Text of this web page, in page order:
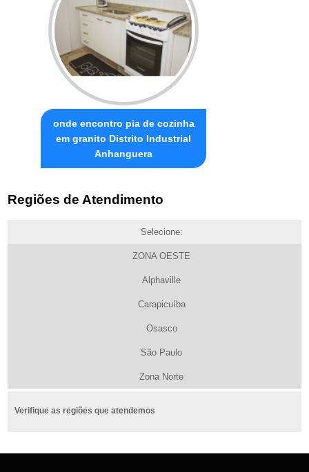
onde encontro pia de cozinha
em granito Distrito Industrial
Anhanguera
Regiões de Atendimento
Selecione:
ZONA OESTE
Alphaville
Carapicuíba
Osasco
São Paulo
Zona Norte
Verifique as regiões que atendemos